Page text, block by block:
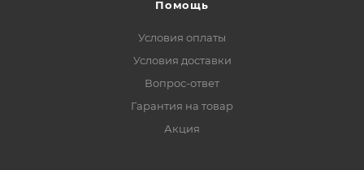
Помощь
Условия оплаты
Условия доставки
Вопрос-ответ
Гарантия на товар
Акция